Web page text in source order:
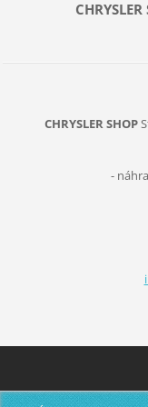
CHRYSLER
CHRYSLER SHOP
-